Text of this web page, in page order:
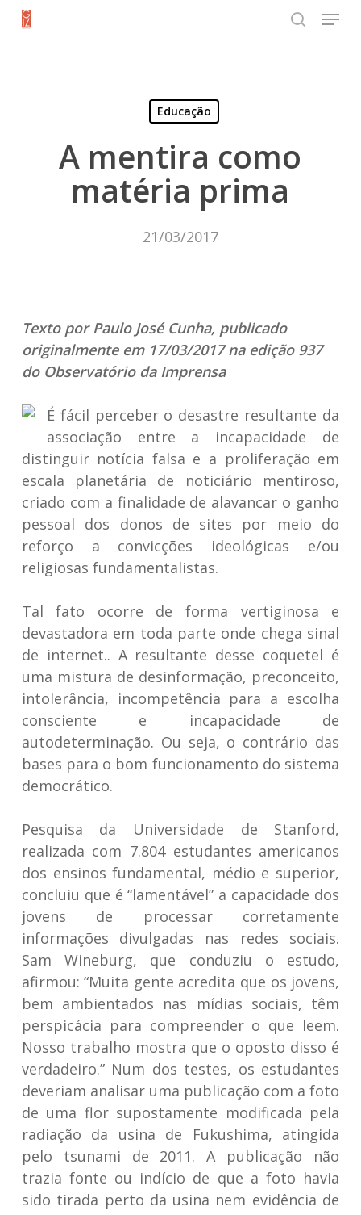
Skip
Menu
Educação
A mentira como
matéria prima
21/03/2017
Texto por Paulo José Cunha, publicado
originalmente em 17/03/2017 na edição 937
do Observatório da Imprensa
É fácil perceber o desastre resultante da
associação entre a incapacidade de
distinguir notícia falsa e a proliferação em
escala planetária de noticiário mentiroso,
criado com a finalidade de alavancar o ganho
pessoal dos donos de sites por meio do
reforço a convicções ideológicas e/ou
religiosas fundamentalistas.
Tal fato ocorre de forma vertiginosa e
devastadora em toda parte onde chega sinal
de internet.. A resultante desse coquetel é
uma mistura de desinformação, preconceito,
intolerância, incompetência para a escolha
consciente e incapacidade de
autodeterminação. Ou seja, o contrário das
bases para o bom funcionamento do sistema
democrático.
Pesquisa da Universidade de Stanford,
realizada com 7.804 estudantes americanos
dos ensinos fundamental, médio e superior,
concluiu que é “lamentável” a capacidade dos
jovens de processar corretamente
informações divulgadas nas redes sociais.
Sam Wineburg, que conduziu o estudo,
afirmou: “Muita gente acredita que os jovens,
bem ambientados nas mídias sociais, têm
perspicácia para compreender o que leem.
Nosso trabalho mostra que o oposto disso é
verdadeiro.” Num dos testes, os estudantes
deveriam analisar uma publicação com a foto
de uma flor supostamente modificada pela
radiação da usina de Fukushima, atingida
pelo tsunami de 2011. A publicação não
trazia fonte ou indício de que a foto havia
sido tirada perto da usina nem evidência de